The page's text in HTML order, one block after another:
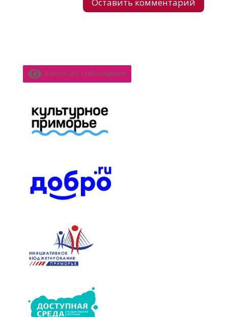
Версия для слабовидящих